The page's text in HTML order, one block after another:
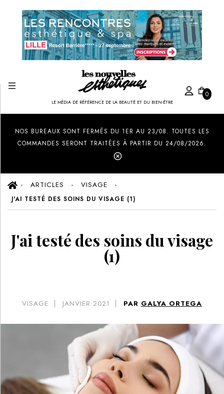
LE MÉDIA DE RÉFÉRENCE DE LA BEAUTÉ ET DU BIEN-ÊTRE
0
NOS BUREAUX SONT FERMÉS DU 1ER AU 23/08. TOUTES LES
COMMANDES SERONT TRAITÉES À PARTIR DU 24/08/2026.
ARTICLES VISAGE
J'AI TESTÉ DES SOINS DU VISAGE (1)
J'ai testé des soins du visage
(1)
VISAGE JANVIER 2021 PAR GALYA ORTEGA